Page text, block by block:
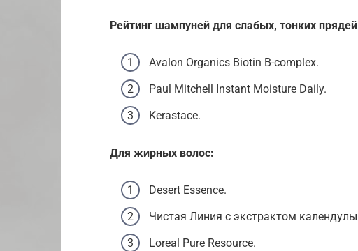
Рейтинг шампуней для слабых, тонких
Avalon Organics Biotin B-complex.
Paul Mitchell Instant Moisture Daily.
Kerastace.
Для жирных волос:
Desert Essence.
Чистая Линия с экстрактом
Loreal Pure Resource.